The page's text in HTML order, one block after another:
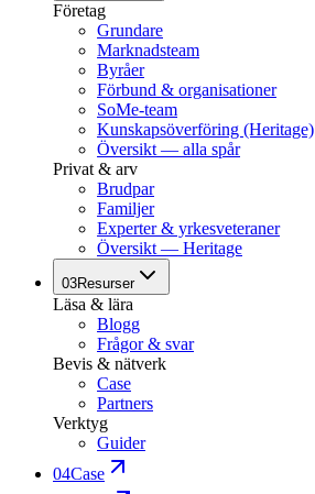
Företag
Grundare
Marknadsteam
Byråer
Förbund & organisationer
SoMe-team
Kunskapsöverföring (Heritage)
Översikt — alla spår
Privat & arv
Brudpar
Familjer
Experter & yrkesveteraner
Översikt — Heritage
03Resurser
Läsa & lära
Blogg
Frågor & svar
Bevis & nätverk
Case
Partners
Verktyg
Guider
04Case